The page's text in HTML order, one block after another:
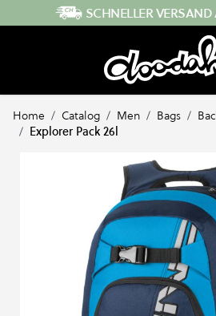
Direkt zum InhaltSCHNELLER VERSAND
Home / Catalog / Men / Bags /
/ Explorer Pack 26l